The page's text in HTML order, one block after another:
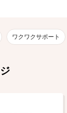
ワクワクサポート